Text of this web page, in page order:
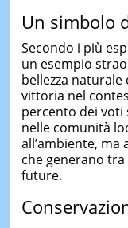
Un simbolo
Secondo i più
un esempio
bellezza naturale
vittoria nel
percento dei voti
nelle comunità
all’ambiente, ma
che generano
future.